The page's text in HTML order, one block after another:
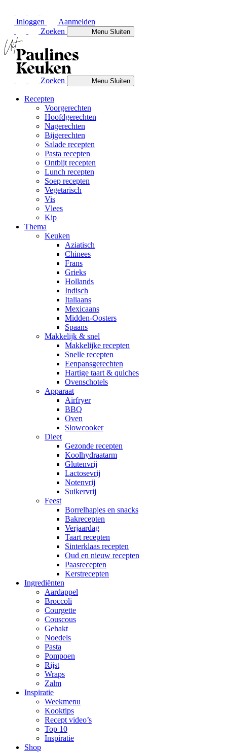
Inloggen
Aanmelden
Zoeken
MenuSluiten
Zoeken MenuSluiten
Recepten
Voorgerechten
Hoofdgerechten
Nagerechten
Bijgerechten
Salade recepten
Pasta recepten
Ontbijt recepten
Lunch recepten
Soep recepten
Vegetarisch
Vis
Vlees
Kip
Thema
Keuken
Aziatisch
Chinees
Frans
Grieks
Hollands
Indisch
Italiaans
Mexicaans
Midden-Oosters
Spaans
Makkelijk & snel
Makkelijke recepten
Snelle recepten
Eenpansgerechten
Hartige taart & quiches
Ovenschotels
Apparaat
Airfryer
BBQ
Oven
Slowcooker
Dieet
Gezonde recepten
Koolhydraatarm
Glutenvrij
Lactosevrij
Notenvrij
Suikervrij
Feest
Borrelhapjes en snacks
Bakrecepten
Verjaardag
Taart recepten
Sinterklaas recepten
Oud en nieuw recepten
Paasrecepten
Kerstrecepten
Ingrediënten
Aardappel
Broccoli
Courgette
Couscous
Gehakt
Noedels
Pasta
Pompoen
Rijst
Wraps
Zalm
Inspiratie
Weekmenu
Kooktips
Recept video’s
Top 10
Inspiratie
Shop